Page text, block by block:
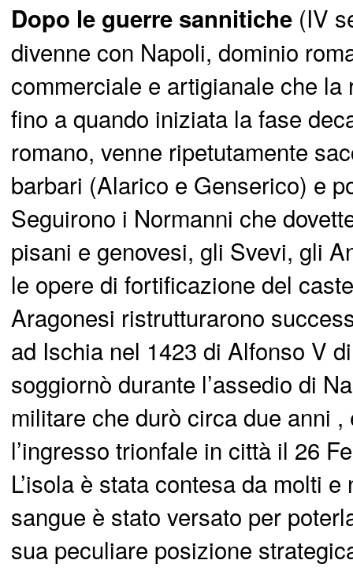
Dopo le guerre sannitiche (IV
divenne con Napoli, dominio
commerciale e artigianale che la
fino a quando iniziata la fase
romano, venne ripetutamente
barbari (Alarico e Genserico) e
Seguirono i Normanni che
pisani e genovesi, gli Svevi, gli
le opere di fortificazione del
Aragonesi ristrutturarono
ad Ischia nel 1423 di Alfonso V
soggiornò durante l’assedio di
militare che durò circa due anni
l’ingresso trionfale in città il 26
L’isola è stata contesa da molti
sangue è stato versato per
sua peculiare posizione